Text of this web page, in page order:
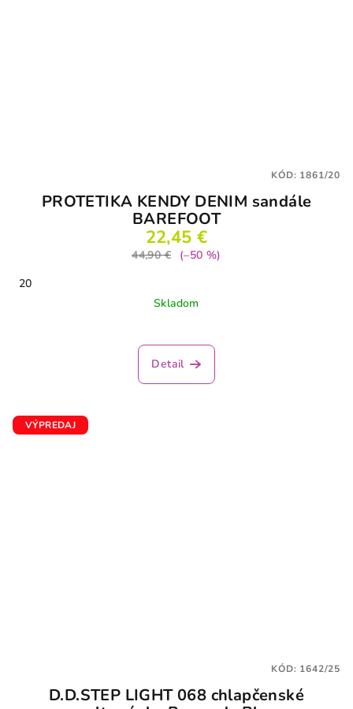
PROTETIKA KENDY DENIM sandále
BAREFOOT
22,45 €
44,90 €
(–50 %)
20
Skladom
Detail
KÓD: 1861/20
VÝPREDAJ
D.D.STEP LIGHT 068 chlapčenské
KÓD: 1642/25